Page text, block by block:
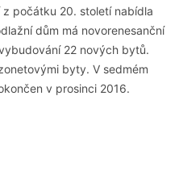
počátku 20. století nabídla
dům má novorenesanční
22 nových bytů.
byty. V sedmém
v prosinci 2016.